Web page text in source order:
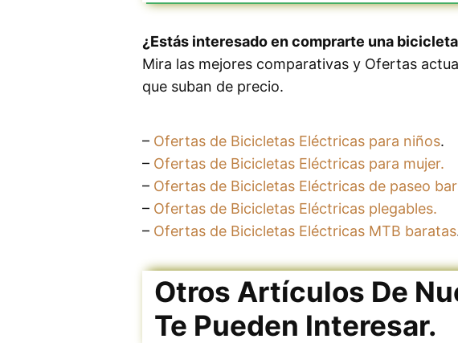
¿Estás interesado en comprarte una
Mira las mejores comparativas y Ofertas
que suban de precio.
– Ofertas de Bicicletas Eléctricas para niños.
– Ofertas de Bicicletas Eléctricas para mujer.
– Ofertas de Bicicletas Eléctricas de paseo
– Ofertas de Bicicletas Eléctricas plegables.
– Ofertas de Bicicletas Eléctricas MTB baratas
Otros Artículos De
Te Pueden Interesar.